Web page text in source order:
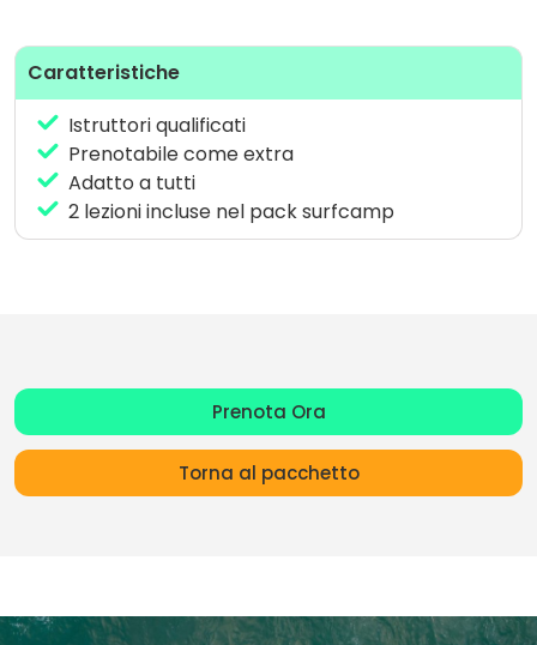
Caratteristiche
Istruttori qualificati
Prenotabile come extra
Adatto a tutti
2 lezioni incluse nel pack surfcamp
Prenota Ora
Torna al pacchetto